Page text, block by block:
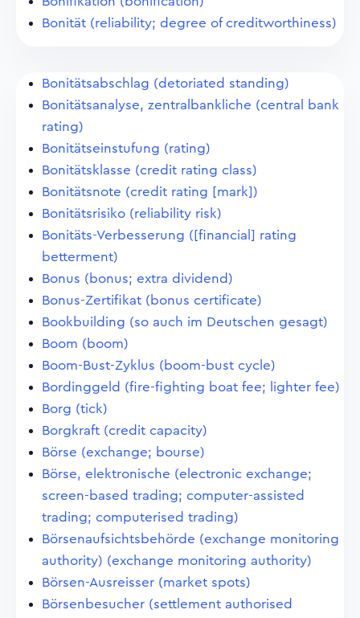
Bonität (reliability; degree of creditworthiness)
Bonitätsabschlag (detoriated standing)
Bonitätsanalyse, zentralbankliche (central bank
rating)
Bonitätseinstufung (rating)
Bonitätsklasse (credit rating class)
Bonitätsnote (credit rating [mark])
Bonitätsrisiko (reliability risk)
Bonitäts-Verbesserung ([financial] rating
betterment)
Bonus (bonus; extra dividend)
Bonus-Zertifikat (bonus certificate)
Bookbuilding (so auch im Deutschen gesagt)
Boom (boom)
Boom-Bust-Zyklus (boom-bust cycle)
Bordinggeld (fire-fighting boat fee; lighter fee)
Borg (tick)
Borgkraft (credit capacity)
Börse (exchange; bourse)
Börse, elektronische (electronic exchange;
screen-based trading; computer-assisted
trading; computerised trading)
Börsenaufsichtsbehörde (exchange monitoring
authority) (exchange monitoring authority)
Börsen-Ausreisser (market spots)
Börsenbesucher (settlement authorised